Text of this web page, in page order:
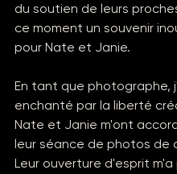
du soutien de leurs
ce moment un souvenir
pour Nate et Janie.
En tant que photographe,
enchanté par la liberté
Nate et Janie m'ont
leur séance de photos de
Leur ouverture d'esprit m'a